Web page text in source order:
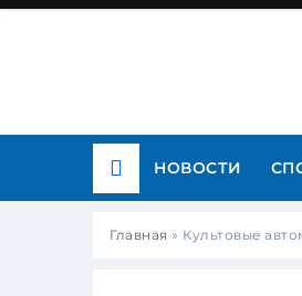
НОВОСТИ
Главная » Культовые